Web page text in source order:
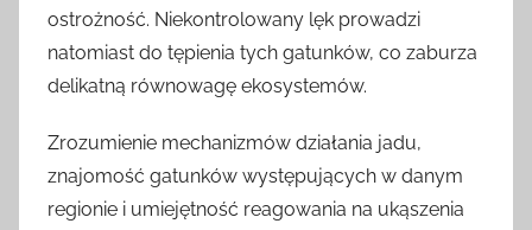
ostrożność. Niekontrolowany lęk prowadzi
natomiast do tępienia tych gatunków, co zaburza
delikatną równowagę ekosystemów.
Zrozumienie mechanizmów działania jadu,
znajomość gatunków występujących w danym
regionie i umiejętność reagowania na ukąszenia